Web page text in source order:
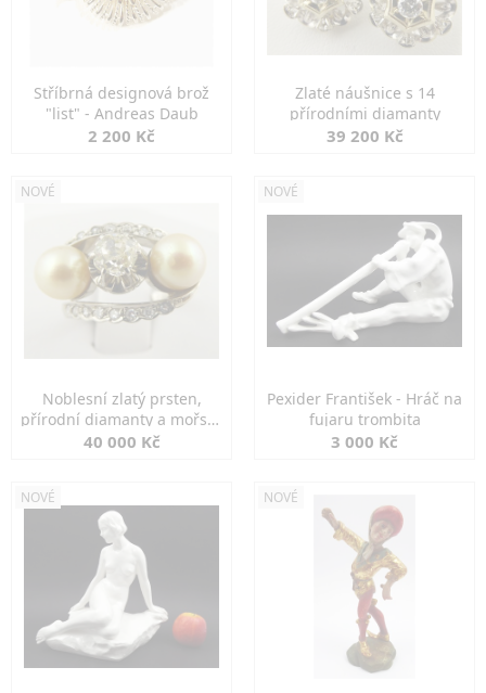
Stříbrná designová brož
"list" - Andreas Daub
2 200 Kč
Zlaté náušnice s 14
přírodními diamanty
39 200 Kč
NOVÉ
Noblesní zlatý prsten,
přírodní diamanty a mořské
perly
40 000 Kč
NOVÉ
Pexider František - Hráč na
fujaru trombita
3 000 Kč
NOVÉ NOVÉ